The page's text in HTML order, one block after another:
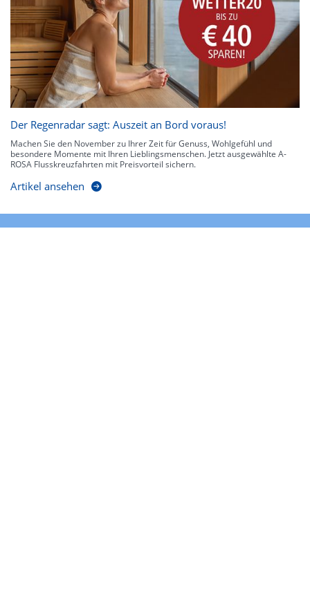
Der Regenradar sagt: Auszeit an Bord voraus!
Machen Sie den November zu Ihrer Zeit für Genuss, Wohlgefühl und
besondere Momente mit Ihren Lieblingsmenschen. Jetzt ausgewählte A-
ROSA Flusskreuzfahrten mit Preisvorteil sichern.
Artikel ansehen